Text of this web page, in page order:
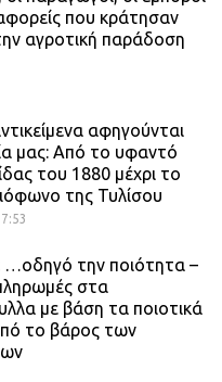
που κράτησαν
αγροτική παράδοση
αφηγούνται
μας: Από το υφαντό
του 1880 μέχρι το
της Τυλίσου
…οδηγό την ποιότητα –
στα
με βάση τα ποιοτικά
το βάρος των